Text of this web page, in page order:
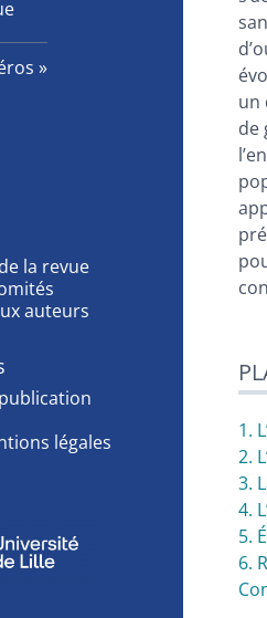
la revue
auteurs
légales
un
de
1.
2.
3.
4.
5.
6.